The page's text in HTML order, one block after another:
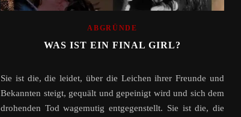
ABGRÜNDE
WAS IST EIN FINAL GIRL?
Sie ist die, die leidet, über die Leichen ihrer Freunde und
Bekannten steigt, gequält und gepeinigt wird und sich dem
drohenden Tod wagemutig entgegenstellt. Sie ist die, die